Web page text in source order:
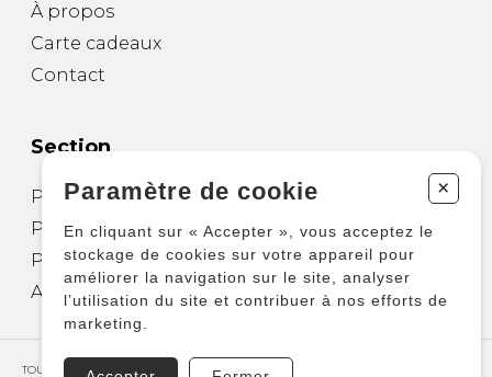
À propos
Carte cadeaux
Contact
Section
Partitions pour guitare
Partitions pour autres instruments
Partitions pour ensembles
Autres produits
TOUS DROITS RÉSERVÉS © COPYRIGHT 2026 – PRODUCTIONS D'OZ
Paramètre de cookie +
En cliquant sur « Accepter », vous acceptez le
stockage de cookies sur votre appareil pour
améliorer la navigation sur le site, analyser
l’utilisation du site et contribuer à nos efforts de
marketing.